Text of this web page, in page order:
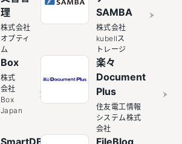
理
株式会社
オプティ
ム
SAMBA
株式会社
kubellス
トレージ
Box
株式
会社
Box
Japan
楽々
Document
Plus
住友電工情報
システム株式
会社
SmartDB FileBlog